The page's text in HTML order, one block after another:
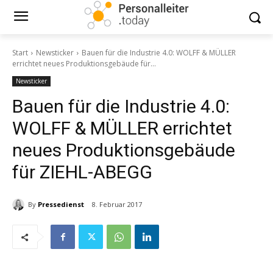
Start Newsticker
Bauen für die Industrie 4.0: WOLFF & MÜLLER
errichtet neues Produktionsgebäude für...
Newsticker
Bauen für die Industrie 4.0:
WOLFF & MÜLLER errichtet
neues Produktionsgebäude
für ZIEHL-ABEGG
By Pressedienst 8. Februar 2017